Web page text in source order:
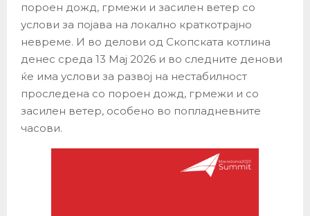
пороен дожд, грмежи и засилен ветер со
услови за појава на локално краткотрајно
невреме. И во делови од Скопската котлина
денес среда 13 Мај 2026 и во следните денови
ќе има услови за развој на нестабилност
проследена со пороен дожд, грмежи и со
засилен ветер, особено во попладневните
часови.